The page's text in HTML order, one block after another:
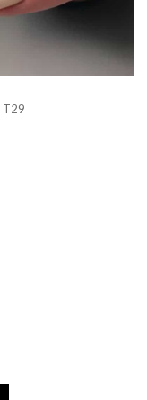
T29